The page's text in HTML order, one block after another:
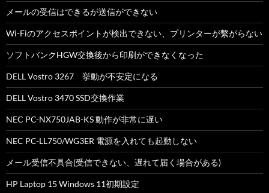
メールの受信はできるが送信ができない
Wi-Fiのアクセスポイントが検出できない、プリンターが繫がらない
ソフトバンクHGW交換後から印刷ができなくなった
DELL Vostro 3267 挙動が不安定になる
DELL Vostro 3470 SSD交換作業
NEC PC-NX750JAB-KS 動作が非常に遅い
NEC PC-LL750/WG3ER 電源を入れても起動しない
メール受信不具合(受信できない、遅れて届く場合がある)
HP Laptop 15 Windows 11初期設定